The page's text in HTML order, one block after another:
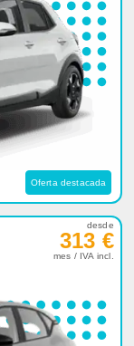
Oferta destacada
desde
313 €
mes / IVA incl.